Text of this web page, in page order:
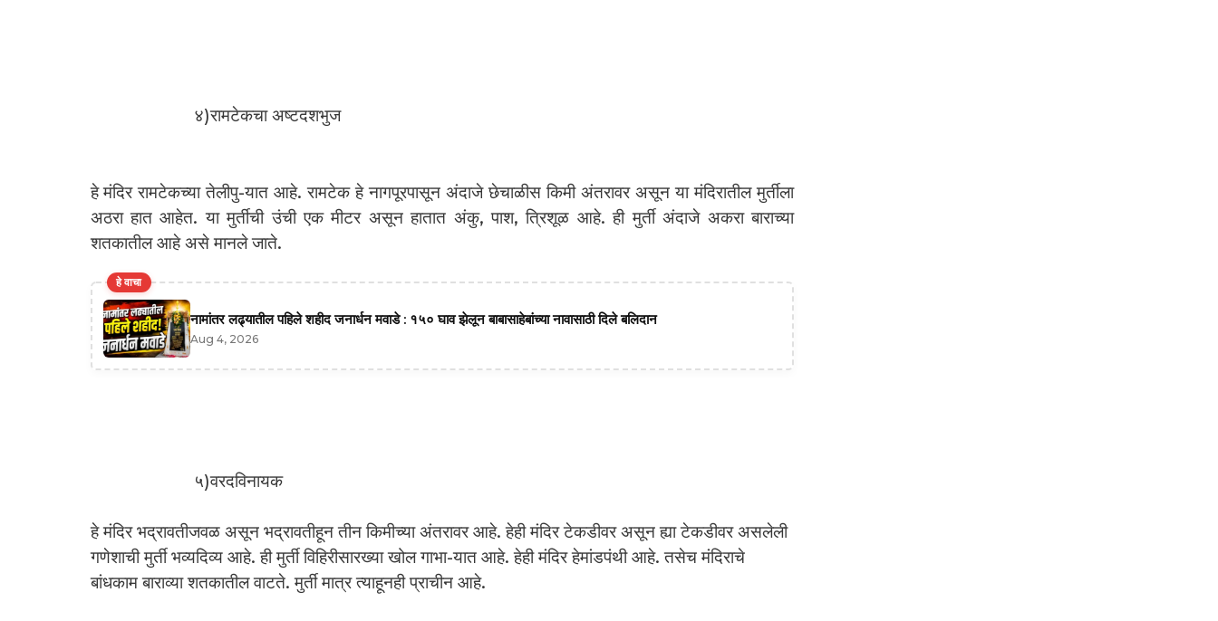
४)रामटेकचा अष्टदशभुज
हे मंदिर रामटेकच्या तेलीपु-यात आहे. रामटेक हे नागपूरपासून अंदाजे छेचाळीस किमी अंतरावर असून या मंदिरातील मुर्तीला
अठरा हात आहेत. या मुर्तीची उंची एक मीटर असून हातात अंकु, पाश, त्रिशूळ आहे. ही मुर्ती अंदाजे अकरा बाराच्या
शतकातील आहे असे मानले जाते.
हे वाचा
नामांतर लढ्यातील पहिले शहीद जनार्धन मवाडे : १५० घाव झेलून बाबासाहेबांच्या नावासाठी दिले बलिदान
Aug 4, 2026
५)वरदविनायक
हे मंदिर भद्रावतीजवळ असून भद्रावतीहून तीन किमीच्या अंतरावर आहे. हेही मंदिर टेकडीवर असून ह्या टेकडीवर असलेली
गणेशाची मुर्ती भव्यदिव्य आहे. ही मुर्ती विहिरीसारख्या खोल गाभा-यात आहे. हेही मंदिर हेमांडपंथी आहे. तसेच मंदिराचे
बांधकाम बाराव्या शतकातील वाटते. मुर्ती मात्र त्याहूनही प्राचीन आहे.